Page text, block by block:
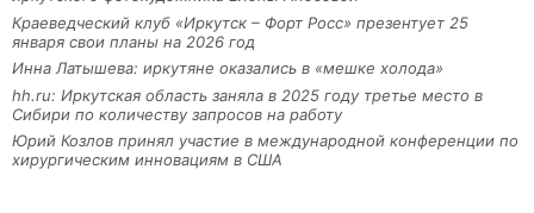
Краеведческий клуб «Иркутск – Форт Росс» презентует 25
января свои планы на 2026 год
Инна Латышева: иркутяне оказались в «мешке холода»
hh.ru: Иркутская область заняла в 2025 году третье место в
Сибири по количеству запросов на работу
Юрий Козлов принял участие в международной конференции по
хирургическим инновациям в США